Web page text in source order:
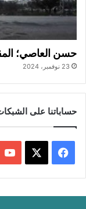
حسن العاصي؛
23 نوفمبر، 2024
حساباتنا على
فيسبوك